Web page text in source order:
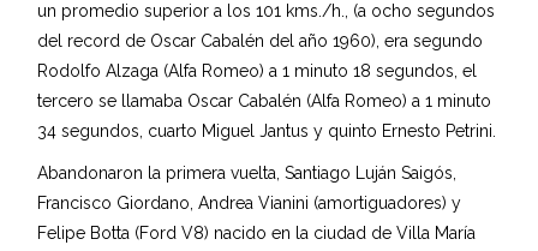
un promedio superior a los 101 kms./h., (a ocho segundos
del record de Oscar Cabalén del año 1960), era segundo
Rodolfo Alzaga (Alfa Romeo) a 1 minuto 18 segundos, el
tercero se llamaba Oscar Cabalén (Alfa Romeo) a 1 minuto
34 segundos, cuarto Miguel Jantus y quinto Ernesto Petrini.
Abandonaron la primera vuelta, Santiago Luján Saigós,
Francisco Giordano, Andrea Vianini (amortiguadores) y
Felipe Botta (Ford V8) nacido en la ciudad de Villa María